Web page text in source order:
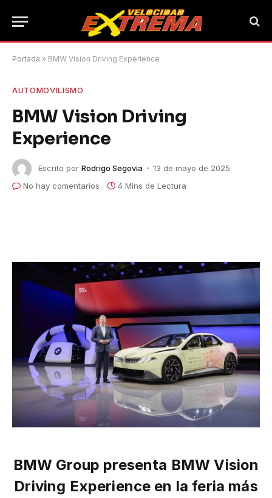
Portada » BMW Vision Driving Experience
AUTOMOVILISMO
BMW Vision Driving
Experience
Escrito por Rodrigo Segovia
13 de mayo de 2025
No hay comentarios
4 Mins de Lectura
BMW Group presenta BMW Vision
Driving Experience en la feria más